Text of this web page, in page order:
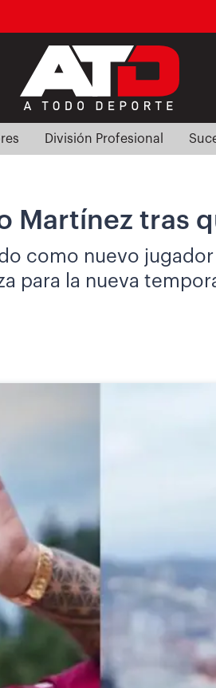
División Profesional
Martínez tras
como nuevo
para la nueva